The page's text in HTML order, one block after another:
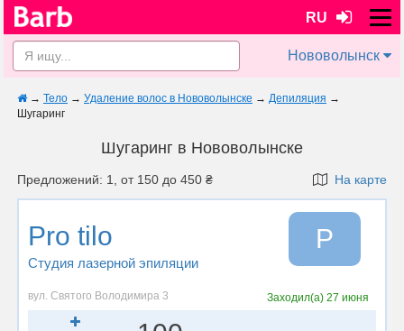
RU
Нововолынск
→ Тело → Удаление волос в Нововолынске → Депиляция →
Шугаринг
Шугаринг в Нововолынске
Предложений: 1, от 150 до 450 ₴ На карте
Pro tilo
Студия лазерной эпиляции
P
вул. Святого Володимира 3 Заходил(а)27 июня